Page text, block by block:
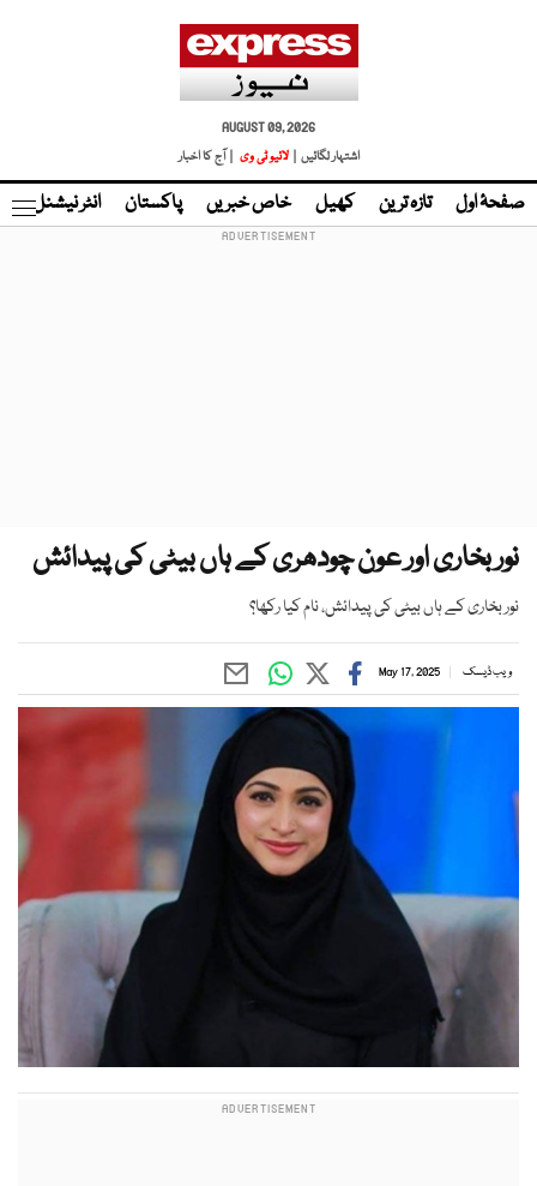
AUGUST 09, 2026
اشتہار لگائیں |
لائیو ٹی وی | آج کا اخبار
صفحۂ اول تازہ ترین کھیل خاص خبریں پاکستان انٹر نیشنل
نور بخاری اور عون چودھری کے ہاں بیٹی کی پیدائش
نور بخاری کے ہاں بیٹی کی پیدائش، نام کیا رکھا؟
ویب ڈیسک May 17, 2025